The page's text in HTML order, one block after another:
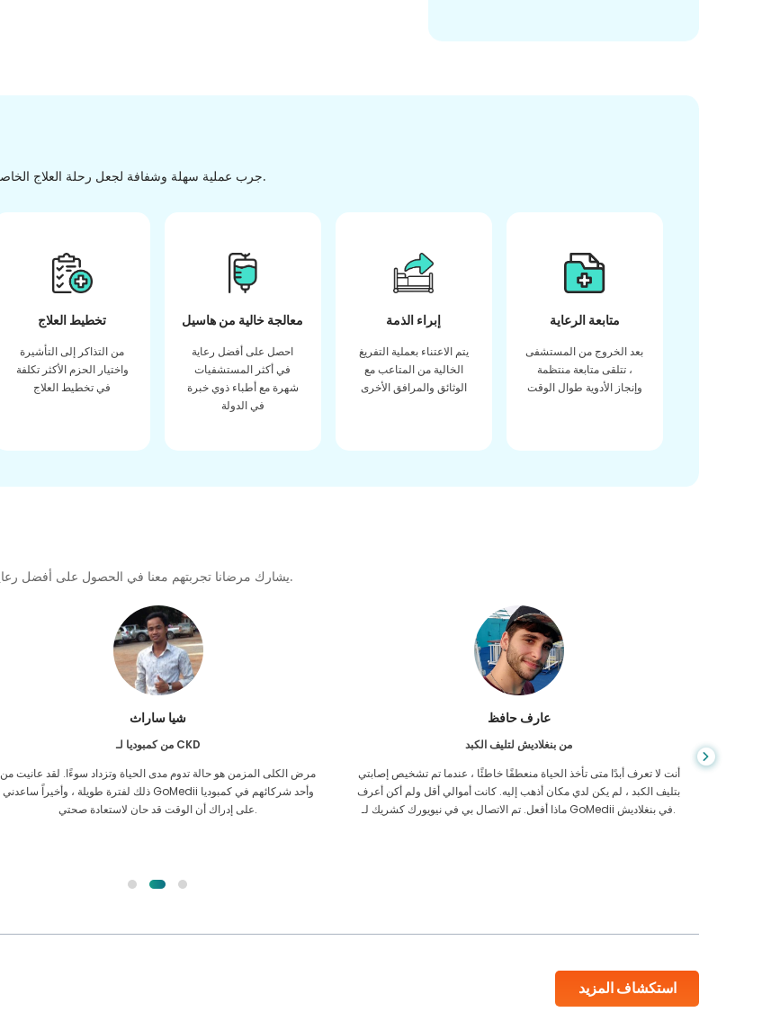
جرب عملية سهلة وشفافة لجعل رحلة العلاج الخاصة بك ناجحة من الاكتشاف إلى التفريغ من خلال عملية سهلة وسلسة.
تخطيط العلاج
من التذاكر إلى التأشيرة
واختيار الحزم الأكثر تكلفة
في تخطيط العلاج
معالجة خالية من هاسيل
احصل على أفضل رعاية
في أكثر المستشفيات
شهرة مع أطباء ذوي خبرة
في الدولة
إبراء الذمة
يتم الاعتناء بعملية التفريغ
الخالية من المتاعب مع
الوثائق والمرافق الأخرى
متابعة الرعاية
بعد الخروج من المستشفى
، تتلقى متابعة منتظمة
وإنجاز الأدوية طوال الوقت
يشارك مرضانا تجربتهم معنا في الحصول على أفضل رعاية صحية عالية الجودة طوال رحلتهم العلاجية لتشكيل رابطة كبيرة للمستقبل.
شيا ساراث
من كمبوديا لـ CKD
مرض الكلى المزمن هو حالة تدوم مدى الحياة وتزداد سوءًا. لقد عانيت من
ذلك لفترة طويلة ، وأخيراً ساعدني GoMedii وأحد شركائهم في كمبوديا
على إدراك أن الوقت قد حان لاستعادة صحتي.
عارف حافظ
من بنغلاديش لتليف الكبد
أنت لا تعرف أبدًا متى تأخذ الحياة منعطفًا خاطئًا ، عندما تم تشخيص إصابتي
بتليف الكبد ، لم يكن لدي مكان أذهب إليه. كانت أموالي أقل ولم أكن أعرف
ماذا أفعل. تم الاتصال بي في نيويورك كشريك لـ GoMedii في بنغلاديش.
استكشاف المزيد